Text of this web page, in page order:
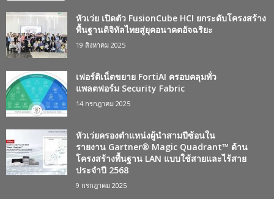
หัวเว่ย เปิดตัว FusionCube HCI ยกระดับโครงสร้าง
พื้นฐานดิจิทัลไทยสู่ยุคอนาคตอัจฉริยะ
19 สิงหาคม 2025
เฟอร์ติเน็ตขยาย FortiAI ครอบคลุมทั่ว
แพลตฟอร์ม Security Fabric
14 กรกฎาคม 2025
หัวเว่ยครองตำแหน่งผู้นำสามปีซ้อนใน
รายงาน Gartner® Magic Quadrant™ ด้าน
โครงสร้างพื้นฐาน LAN แบบใช้สายและไร้สาย
ประจำปี 2568
9 กรกฎาคม 2025